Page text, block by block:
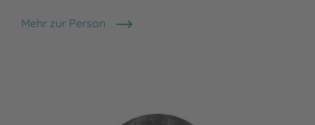
Mehr zur Person
Michael Ende